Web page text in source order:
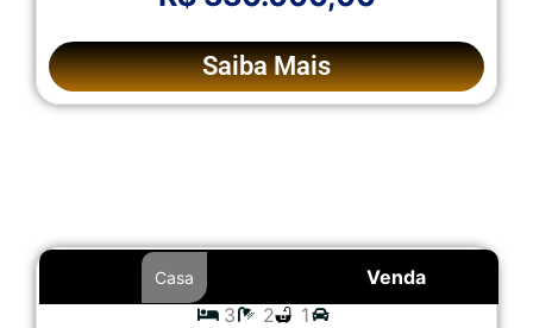
Saiba Mais
Venda
Casa
3 2 1